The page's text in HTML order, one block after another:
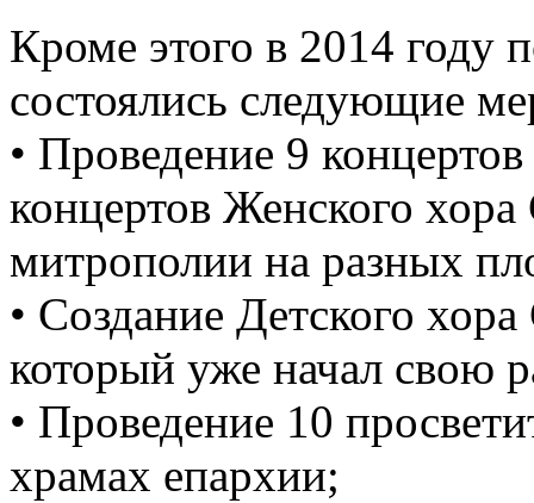
Кроме этого в 2014 году
состоялись следующие
• Проведение 9
концертов Женского
митрополии на разных
• Создание Детского
который уже начал свою
• Проведение 10
храмах епархии;